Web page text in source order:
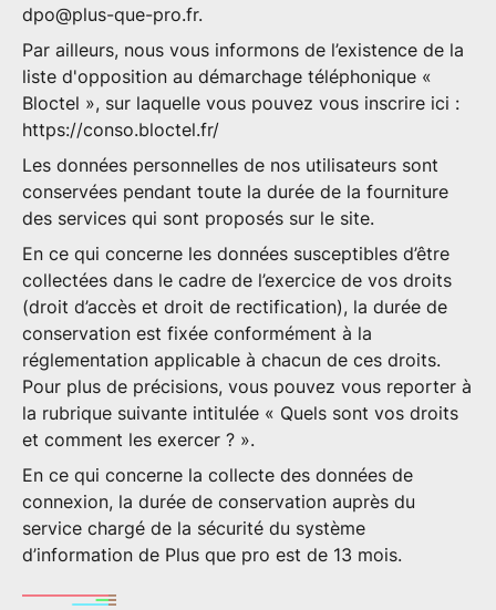
dpo@plus-que-pro.fr.
Par ailleurs, nous vous informons de l’existence de la
liste d'opposition au démarchage téléphonique «
Bloctel », sur laquelle vous pouvez vous inscrire ici :
https://conso.bloctel.fr/
Les données personnelles de nos utilisateurs sont
conservées pendant toute la durée de la fourniture
des services qui sont proposés sur le site.
En ce qui concerne les données susceptibles d’être
collectées dans le cadre de l’exercice de vos droits
(droit d’accès et droit de rectification), la durée de
conservation est fixée conformément à la
réglementation applicable à chacun de ces droits.
Pour plus de précisions, vous pouvez vous reporter à
la rubrique suivante intitulée « Quels sont vos droits
et comment les exercer ? ».
En ce qui concerne la collecte des données de
connexion, la durée de conservation auprès du
service chargé de la sécurité du système
d’information de Plus que pro est de 13 mois.